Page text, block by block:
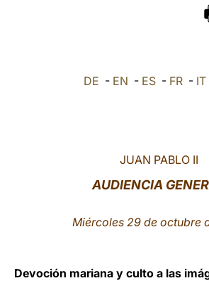
DE - EN - ES - FR - IT
JUAN PABLO II
AUDIENCIA
Miércoles 29 de octubre
Devoción mariana y culto a las